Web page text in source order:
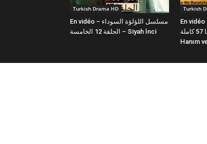
Turkish Drama HD
En vidéo – مسلسل اللؤلؤة السوداء
الحلقة 12 الخامسة – Siyah İnci
Turkish
En
فضيلة وبناتها 57 كاملة | Fazilet
Hanım